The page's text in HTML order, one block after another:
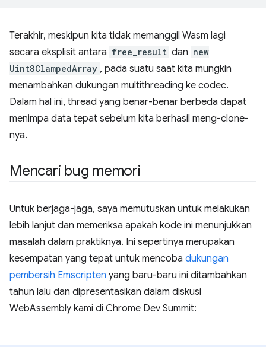
Terakhir, meskipun kita tidak memanggil Wasm lagi
secara eksplisit antara free_result dan new
Uint8ClampedArray , pada suatu saat kita mungkin
menambahkan dukungan multithreading ke codec.
Dalam hal ini, thread yang benar-benar berbeda dapat
menimpa data tepat sebelum kita berhasil meng-clone-
nya.
Mencari bug memori
Untuk berjaga-jaga, saya memutuskan untuk melakukan
lebih lanjut dan memeriksa apakah kode ini menunjukkan
masalah dalam praktiknya. Ini sepertinya merupakan
kesempatan yang tepat untuk mencoba dukungan
pembersih Emscripten yang baru-baru ini ditambahkan
tahun lalu dan dipresentasikan dalam diskusi
WebAssembly kami di Chrome Dev Summit: